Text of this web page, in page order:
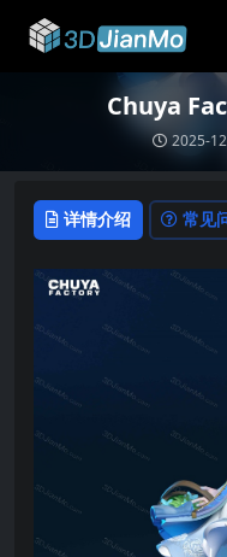
Chuya
2025-
详情介绍 常见